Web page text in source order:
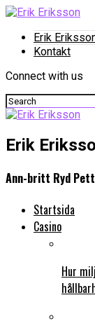
Erik
Kontakt
Connect with us
Erik
Ann-britt Ryd
Startsida
Casino
Hur